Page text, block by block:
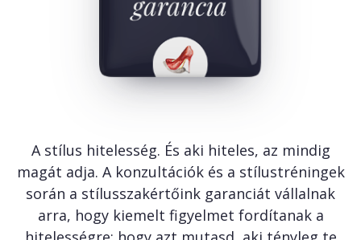
A stílus hitelesség. És aki hiteles, az mindig
magát adja. A konzultációk és a stílustréningek
során a stílusszakértőink garanciát vállalnak
arra, hogy kiemelt figyelmet fordítanak a